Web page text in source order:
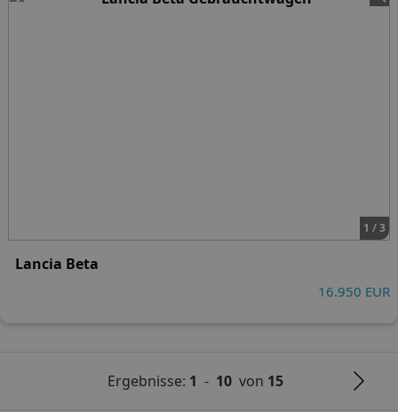
1 / 3
Lancia Beta
16.950 EUR
Ergebnisse: 1 - 10von 15